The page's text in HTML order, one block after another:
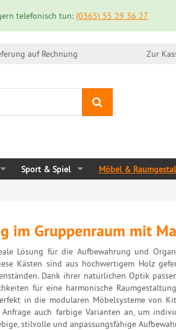
telefonisch tun: (0365) 55 29 36 27
auf Rechnung Zur
Sport & Spiel
Möbel &
im Gruppenraum mit
Lösung für die Aufbewahrung und
Kästen sind aus hochwertigem Holz
Dank ihrer natürlichen Optik
für eine harmonische
in die modularen Möbelsysteme von
auch farbige Varianten an, um
stilvolle und anpassungsfähige